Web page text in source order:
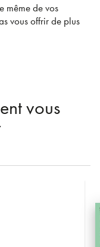
même de vos
vous offrir de plus
vous